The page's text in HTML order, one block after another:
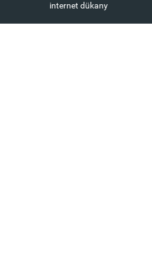
internet dükany